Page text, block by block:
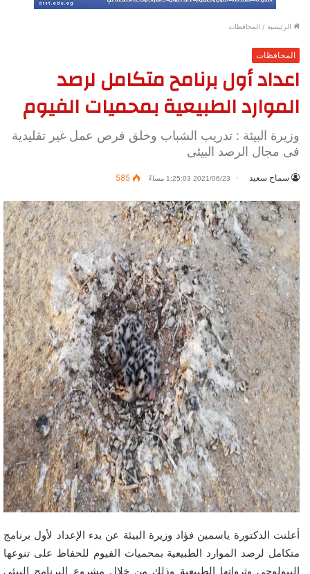
الرئيسية / المحافظات
المحافظات
اعداد أول برنامح متكامل لرصد
الموارد الطبيعية بمحميات الفيوم
وزيرة البيئة : تدريب الشباب وخلق فرص عمل غير تقليدية
فى مجال الرصد البيئى
سماح سعيد 2021/06/23 1:25:03 مساءً 585
أعلنت الدكتورة ياسمين فؤاد وزيرة البيئة عن بدء الإعداد لأول برنامج
متكامل لرصد الموارد الطبيعية بمحميات الفيوم للحفاظ على تنوعها
البيولوجى وثرواتها الطبيعية وذلك من خلال مشروع البرنامج البيئى